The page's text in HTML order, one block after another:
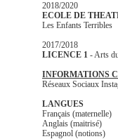
2018/2020
ECOLE DE
Les Enfants Terribles
2017/2018
LICENCE 1 - Arts
INFORMATIONS
Réseaux Sociaux
LANGUES
Français (maternelle)
Anglais (maitrisé)
Espagnol (notions)